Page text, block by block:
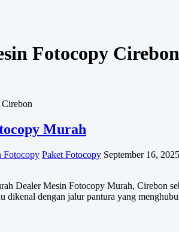
Fotocopy Cirebon
Murah
Fotocopy Paket Fotocopy September 16, 2025
Dealer Mesin Fotocopy Murah, Cirebon
dikenal dengan jalur pantura yang